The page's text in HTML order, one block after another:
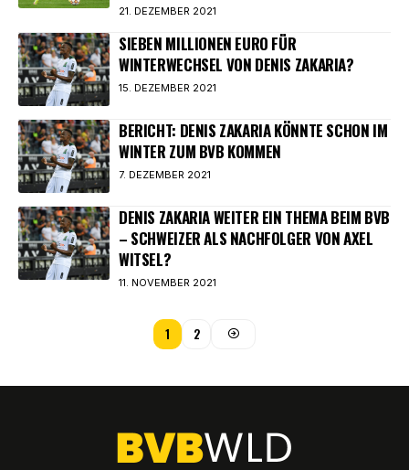
21. DEZEMBER 2021
SIEBEN MILLIONEN EURO FÜR
WINTERWECHSEL VON DENIS ZAKARIA?
15. DEZEMBER 2021
BERICHT: DENIS ZAKARIA KÖNNTE SCHON IM
WINTER ZUM BVB KOMMEN
7. DEZEMBER 2021
DENIS ZAKARIA WEITER EIN THEMA BEIM BVB
– SCHWEIZER ALS NACHFOLGER VON AXEL
WITSEL?
11. NOVEMBER 2021
1 2